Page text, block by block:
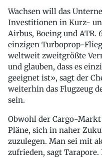
Wachsen will das
Investitionen in Kurz-
Airbus, Boeing und ATR.
einzigen Turboprop-
weltweit zweitgrößte
und glauben, dass es
geeignet ist», sagt der
weiterhin das Flugzeug
sein.
Obwohl der Cargo-
Pläne, sich in naher
zuzulegen. Man sei mit
zufrieden, sagt